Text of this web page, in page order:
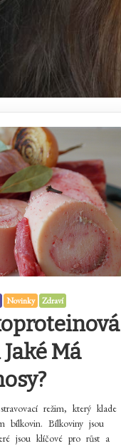
Novinky Zdraví
Má
režim, který klade
bílkovin. Bílkoviny jsou
jsou klíčové pro růst a